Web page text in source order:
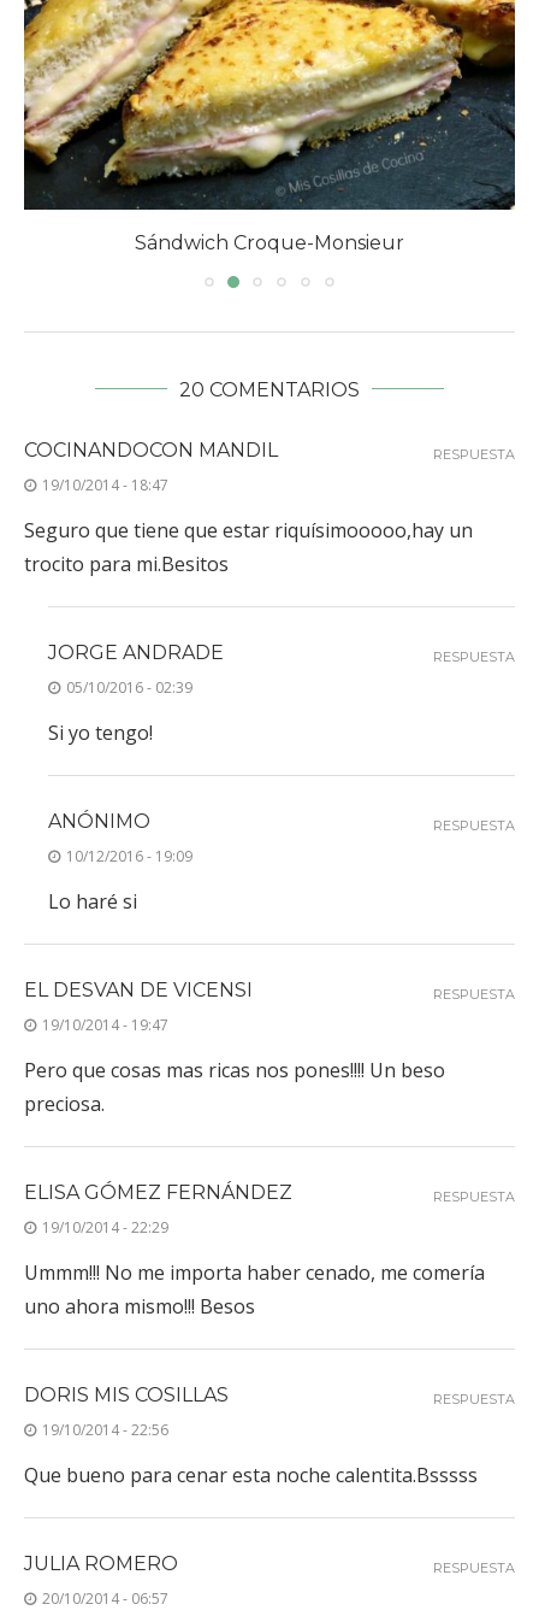
Sándwich Croque-Monsieur
20 COMENTARIOS
COCINANDOCON MANDIL
19/10/2014 - 18:47
Seguro que tiene que estar riquísimooooo,hay un
trocito para mi.Besitos
RESPUESTA
JORGE ANDRADE
05/10/2016 - 02:39
Si yo tengo!
RESPUESTA
ANÓNIMO
10/12/2016 - 19:09
Lo haré si
RESPUESTA
EL DESVAN DE VICENSI
19/10/2014 - 19:47
Pero que cosas mas ricas nos pones!!!! Un beso
preciosa.
RESPUESTA
ELISA GÓMEZ FERNÁNDEZ
19/10/2014 - 22:29
Ummm!!! No me importa haber cenado, me comería
uno ahora mismo!!! Besos
RESPUESTA
DORIS MIS COSILLAS
19/10/2014 - 22:56
Que bueno para cenar esta noche calentita.Bsssss
RESPUESTA
JULIA ROMERO
20/10/2014 - 06:57
RESPUESTA